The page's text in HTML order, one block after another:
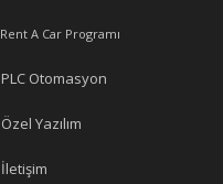
Rent A Car Programı
PLC Otomasyon
Özel Yazılım
İletişim